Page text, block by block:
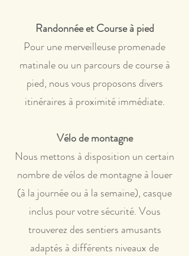
Randonnée et Course à pied
Pour une merveilleuse promenade
matinale ou un parcours de course à
pied, nous vous proposons divers
itinéraires à proximité immédiate.
Vélo de montagne
Nous mettons à disposition un certain
nombre de vélos de montagne à louer
(à la journée ou à la semaine), casque
inclus pour votre sécurité. Vous
trouverez des sentiers amusants
adaptés à différents niveaux de